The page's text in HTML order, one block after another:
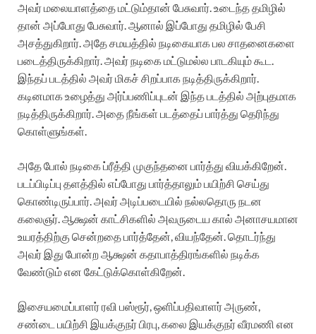
அவர் மலையாளத்தை மட்டும்தான் பேசுவார். உடைந்த தமிழில்
தான் அப்போது பேசுவார். ஆனால் இப்போது தமிழில் பேசி
அசத்துகிறார். அதே சமயத்தில் நடிகையாக பல சாதனைகளை
படைத்திருக்கிறார். அவர் நடிகை மட்டுமல்ல பாடகியும் கூட.
இந்தப் படத்தில் அவர் மிகச் சிறப்பாக நடித்திருக்கிறார்.
கடினமாக உழைத்து அர்ப்பணிப்புடன் இந்த படத்தில் அற்புதமாக
நடித்திருக்கிறார். அதை நீங்கள் படத்தைப் பார்த்து தெரிந்து
கொள்ளுங்கள்.
அதே போல் நடிகை ப்ரீத்தி முகுந்தனை பார்த்து வியக்கிறேன்.
படப்பிடிப்பு தளத்தில் எப்போது பார்த்தாலும் பயிற்சி செய்து
கொண்டிருப்பார். அவர் அடிப்படையில் நல்லதொரு நடன
கலைஞர். ஆக்ஷன் காட்சிகளில் அவருடைய கால் அனாசயமான
உயரத்திற்கு சென்றதை பார்த்தேன், வியந்தேன். தொடர்ந்து
அவர் இது போன்ற ஆக்ஷன் கதாபாத்திரங்களில் நடிக்க
வேண்டும் என கேட்டுக்கொள்கிறேன்.
இசையமைப்பாளர் ரவி பஸ்ரூர், ஒளிப்பதிவாளர் அருண்,
சண்டை பயிற்சி இயக்குநர் பிரபு, கலை இயக்குநர் வீரமணி என